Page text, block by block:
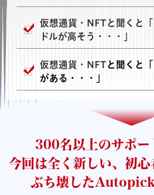
仮想通貨・NFTと 聞くと
ドルが高そう・・・」
仮想通貨・NFTと聞くと
がある・・・」
300名以上のサポー
今回は全く新しい、初
ぶち壊した